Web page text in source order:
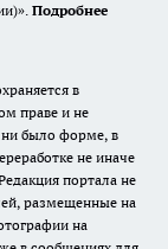
Подробнее
в
праве и не
ни было форме, в
не иначе
портала не
размещенные на
на